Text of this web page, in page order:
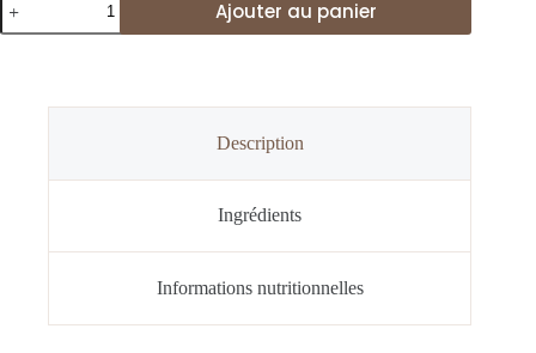
de
Fartons
Ajouter au panier
Description
Ingrédients
Informations nutritionnelles